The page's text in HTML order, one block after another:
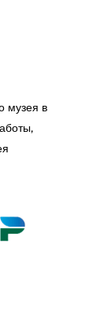
музея в